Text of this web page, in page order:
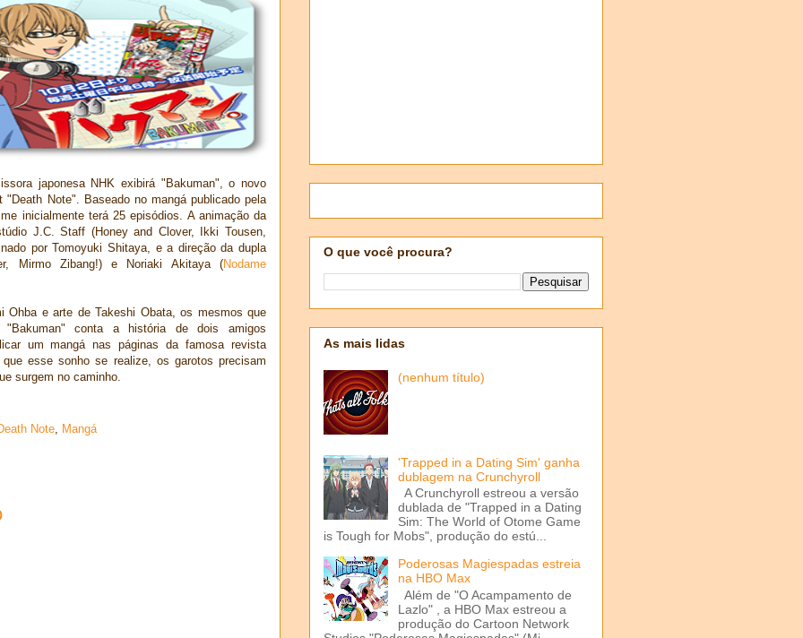
japonesa NHK exibirá "Bakuman", o novo
Note". Baseado no mangá publicado pela
inicialmente terá 25 episódios. A animação da
J.C. Staff (Honey and Clover, Ikki Tousen,
por Tomoyuki Shitaya, e a direção da dupla
Mirmo Zibang!) e Noriaki Akitaya (Nodame
Ohba e arte de Takeshi Obata, os mesmos que
conta a história de dois amigos
um mangá nas páginas da famosa revista
esse sonho se realize, os garotos precisam
surgem no caminho.
Note, Mangá
O que você procura?
As mais lidas
(nenhum título)
'Trapped in a Dating Sim' ganha
dublagem na Crunchyroll
A Crunchyroll estreou a versão
dublada de "Trapped in a Dating
Sim: The World of Otome Game
is Tough for Mobs", produção do estú...
Poderosas Magiespadas estreia
na HBO Max
Além de "O Acampamento de
Lazlo" , a HBO Max estreou a
produção do Cartoon Network